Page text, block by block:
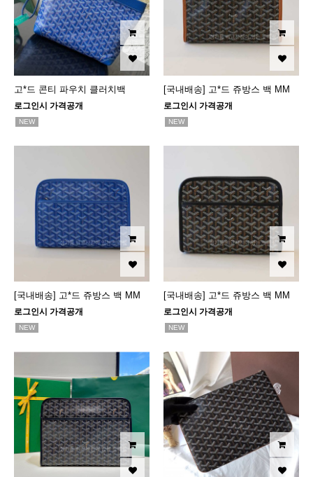
고*드 콘티 파우치 클러치백
로그인시 가격공개
NEW
[국내배송] 고*드 쥬방스 백 MM
로그인시 가격공개
NEW
[국내배송] 고*드 쥬방스 백 MM
로그인시 가격공개
NEW
[국내배송] 고*드 쥬방스 백 MM
로그인시 가격공개
NEW